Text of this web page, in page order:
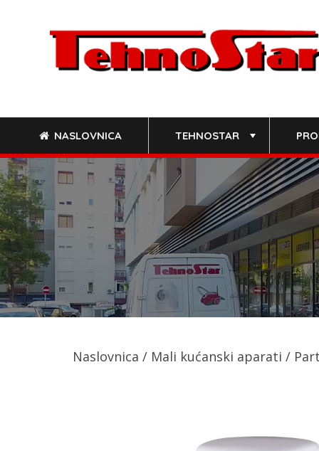
NASLOVNICA TEHNOSTAR
Naslovnica / Mali kućanski aparati /